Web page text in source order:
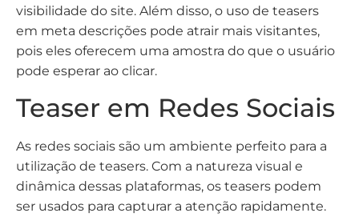
visibilidade do site. Além disso, o uso de teasers
em meta descrições pode atrair mais visitantes,
pois eles oferecem uma amostra do que o usuário
pode esperar ao clicar.
Teaser em Redes Sociais
As redes sociais são um ambiente perfeito para a
utilização de teasers. Com a natureza visual e
dinâmica dessas plataformas, os teasers podem
ser usados para capturar a atenção rapidamente.